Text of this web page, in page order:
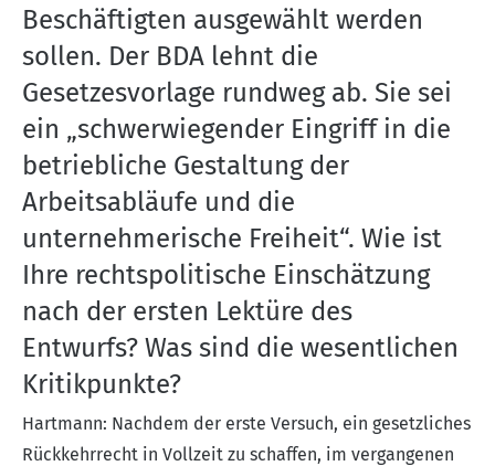
Beschäftigten ausgewählt werden
sollen. Der BDA lehnt die
Gesetzesvorlage rundweg ab. Sie sei
ein „schwerwiegender Eingriff in die
betriebliche Gestaltung der
Arbeitsabläufe und die
unternehmerische Freiheit“. Wie ist
Ihre rechtspolitische Einschätzung
nach der ersten Lektüre des
Entwurfs? Was sind die wesentlichen
Kritikpunkte?
Hartmann: Nachdem der erste Versuch, ein gesetzliches
Rückkehrrecht in Vollzeit zu schaffen, im vergangenen